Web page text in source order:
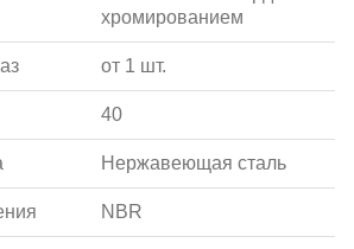
хромированием
от 1 шт.
40
Нержавеющая сталь
NBR